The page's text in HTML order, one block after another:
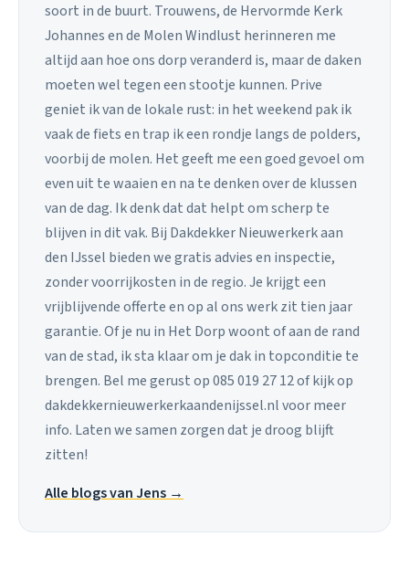
soort in de buurt. Trouwens, de Hervormde Kerk
Johannes en de Molen Windlust herinneren me
altijd aan hoe ons dorp veranderd is, maar de daken
moeten wel tegen een stootje kunnen. Prive
geniet ik van de lokale rust: in het weekend pak ik
vaak de fiets en trap ik een rondje langs de polders,
voorbij de molen. Het geeft me een goed gevoel om
even uit te waaien en na te denken over de klussen
van de dag. Ik denk dat dat helpt om scherp te
blijven in dit vak. Bij Dakdekker Nieuwerkerk aan
den IJssel bieden we gratis advies en inspectie,
zonder voorrijkosten in de regio. Je krijgt een
vrijblijvende offerte en op al ons werk zit tien jaar
garantie. Of je nu in Het Dorp woont of aan de rand
van de stad, ik sta klaar om je dak in topconditie te
brengen. Bel me gerust op 085 019 27 12 of kijk op
dakdekkernieuwerkerkaandenijssel.nl voor meer
info. Laten we samen zorgen dat je droog blijft
zitten!
Alle blogs van Jens →